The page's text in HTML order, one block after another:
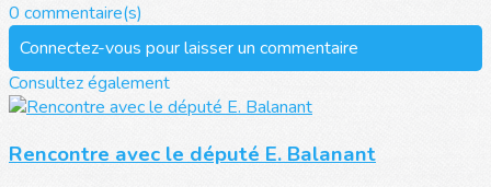
0 commentaire(s)
Connectez-vous pour laisser un commentaire
Consultez également
Rencontre avec le député E. Balanant